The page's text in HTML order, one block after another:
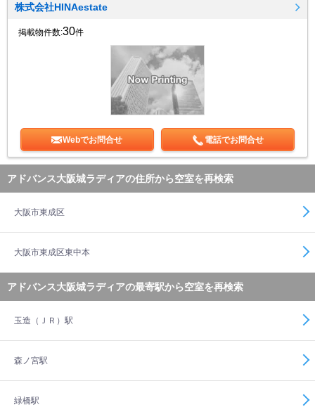
株式会社HINAestate
掲載物件数:30件
Webでお問合せ 電話でお問合せ
アドバンス大阪城ラディアの住所から空室を再検索
大阪市東成区
大阪市東成区東中本
アドバンス大阪城ラディアの最寄駅から空室を再検索
玉造（ＪＲ）駅
森ノ宮駅
緑橋駅